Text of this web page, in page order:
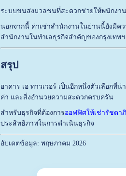
ระบบขนส่งมวลชนที่สะดวกช่วยให้พนักงา
นอกจากนี้ ค่าเช่าสำนักงานในย่านนี้ยังมีค
สำนักงานในทำเลธุรกิจสำคัญของกรุงเทพฯ
สรุป
อาคาร เอ ทาวเวอร์ เป็นอีกหนึ่งตัวเลือกที่
ค่า และสิ่งอำนวยความสะดวกครบครัน
สำหรับธุรกิจที่ต้องการออฟฟิศให้เช่ารัชดา
ประสิทธิภาพในการดำเนินธุรกิจ
อัปเดตข้อมูล: พฤษภาคม 2026